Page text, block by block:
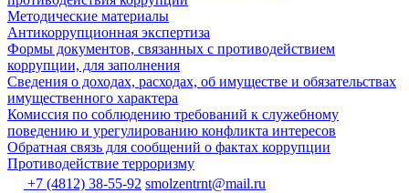
Методические материалы
Антикоррупционная экспертиза
Формы документов, связанных с противодействием
коррупции, для заполнения
Сведения о доходах, расходах, об имуществе и обязательствах
имущественного характера
Комиссия по соблюдению требований к служебному
поведению и урегулированию конфликта интересов
Обратная связь для сообщений о фактах коррупции
Противодействие терроризму
+7 (4812) 38-55-92 smolzentrnt@mail.ru